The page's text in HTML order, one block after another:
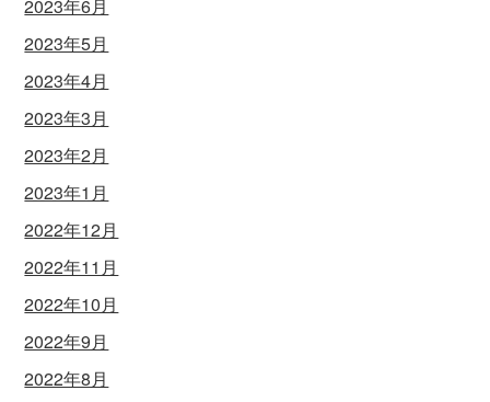
2023年6月
2023年5月
2023年4月
2023年3月
2023年2月
2023年1月
2022年12月
2022年11月
2022年10月
2022年9月
2022年8月